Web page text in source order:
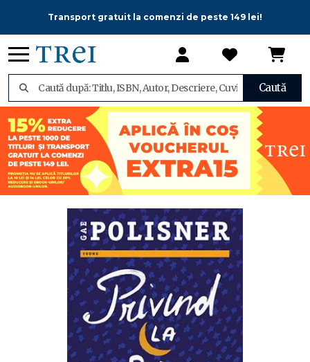
Transport gratuit la comenzi de peste 149 lei!
Caută